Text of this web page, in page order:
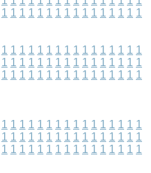
1 1 1 1 1 1 1 1 1 1 1 1 1 1 1 1
1 1 1 1 1 1 1 1 1 1 1 1 1 1 1 1
1 1 1 1 1 1 1 1 1 1 1 1 1 1 1 1
1 1 1 1 1 1 1 1 1 1 1 1 1 1 1 1
1 1 1 1 1 1 1 1 1 1 1 1 1 1 1 1
1 1 1 1 1 1 1 1 1 1 1 1 1 1 1 1
1 1 1 1 1 1 1 1 1 1 1 1 1 1 1 1